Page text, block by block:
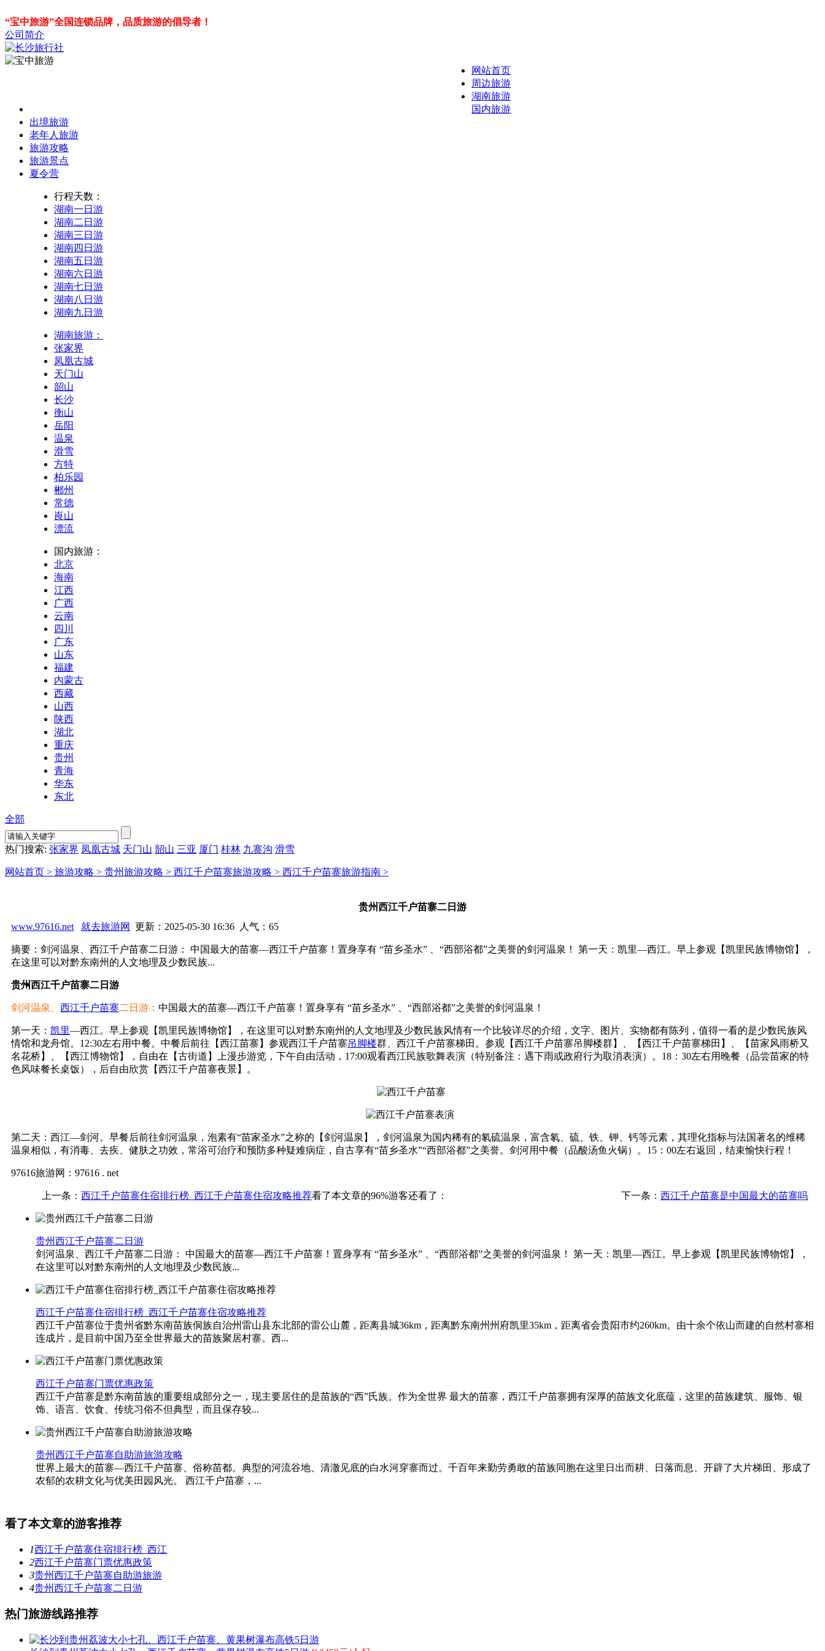
“宝中旅游”全国连锁品牌，品质旅游的倡导者！
公司简介
网站首页
周边旅游
湖南旅游
国内旅游
出境旅游
老年人旅游
旅游攻略
旅游景点
夏令营
行程天数：
湖南一日游
湖南二日游
湖南三日游
湖南四日游
湖南五日游
湖南六日游
湖南七日游
湖南八日游
湖南九日游
湖南旅游：
张家界
凤凰古城
天门山
韶山
长沙
衡山
岳阳
温泉
滑雪
方特
柏乐园
郴州
常德
崀山
漂流
国内旅游：
北京
海南
江西
广西
云南
四川
广东
山东
福建
内蒙古
西藏
山西
陕西
湖北
重庆
贵州
青海
华东
东北
全部
热门搜索: 张家界 凤凰古城 天门山 韶山 三亚 厦门 桂林 九寨沟 滑雪
网站首页 > 旅游攻略 > 贵州旅游攻略 > 西江千户苗寨旅游攻略 > 西江千户苗寨旅游指南 >
贵州西江千户苗寨二日游
www.97616.net
就去旅游网 更新：2025-05-30 16:36 人气： 65
摘要：剑河温泉、西江千户苗寨二日游： 中国最大的苗寨—西江千户苗寨！置身享有 “苗乡圣水” 、“西部浴都”之美誉的剑河温泉！ 第一天：凯里—西江。早上参观【凯里民族博物馆】，
在这里可以对黔东南州的人文地理及少数民族...
贵州西江千户苗寨二日游
剑河温泉、 西江千户苗寨二日游： 中国最大的苗寨—西江千户苗寨！置身享有 “苗乡圣水” 、“西部浴都”之美誉的剑河温泉！
第一天： 凯里—西江。早上参观【凯里民族博物馆】，在这里可以对黔东南州的人文地理及少数民族风情有一个比较详尽的介绍，文字、图片、实物都有陈列，值得一看的是少数民族风
情馆和龙舟馆。12:30左右用中餐。中餐后前往【西江苗寨】参观西江千户苗寨吊脚楼群、西江千户苗寨梯田。参观【西江千户苗寨吊脚楼群】、【西江千户苗寨梯田】、【苗家风雨桥又
名花桥】、【西江博物馆】，自由在【古街道】上漫步游览，下午自由活动，17:00观看西江民族歌舞表演（特别备注：遇下雨或政府行为取消表演）。18：30左右用晚餐（品尝苗家的特
色风味餐长桌饭），后自由欣赏【西江千户苗寨夜景】。
第二天：西江—剑河。早餐后前往剑河温泉，泡素有“苗家圣水”之称的【剑河温泉】，剑河温泉为国内稀有的氡硫温泉，富含氡、硫、铁、钾、钙等元素，其理化指标与法国著名的维稀
温泉相似，有消毒、去疾、健肤之功效，常浴可治疗和预防多种疑难病症，自古享有“苗乡圣水”“西部浴都”之美誉。剑河用中餐（品酸汤鱼火锅）。15：00左右返回，结束愉快行程！
97616旅游网：97616 . net
上一条： 西江千户苗寨住宿排行榜_西江千户苗寨住宿攻略推荐 下一条： 西江千户苗寨是中国最大的苗寨吗
看了本文章的96%游客还看了：
贵州西江千户苗寨二日游
剑河温泉、西江千户苗寨二日游： 中国最大的苗寨—西江千户苗寨！置身享有 “苗乡圣水” 、“西部浴都”之美誉的剑河温泉！ 第一天：凯里—西江。早上参观【凯里民族博物馆】，
在这里可以对黔东南州的人文地理及少数民族...
西江千户苗寨住宿排行榜_西江千户苗寨住宿攻略推荐
西江千户苗寨位于贵州省黔东南苗族侗族自治州雷山县东北部的雷公山麓，距离县城36km，距离黔东南州州府凯里35km，距离省会贵阳市约260km。由十余个依山而建的自然村寨相
连成片，是目前中国乃至全世界最大的苗族聚居村寨。西...
西江千户苗寨门票优惠政策
西江千户苗寨是黔东南苗族的重要组成部分之一，现主要居住的是苗族的“西”氏族。作为全世界 最大的苗寨，西江千户苗寨拥有深厚的苗族文化底蕴，这里的苗族建筑、服饰、银
饰、语言、饮食、传统习俗不但典型，而且保存较...
贵州西江千户苗寨自助游旅游攻略
世界上最大的苗寨―西江千户苗寨、俗称苗都。典型的河流谷地、清澈见底的白水河穿寨而过。千百年来勤劳勇敢的苗族同胞在这里日出而耕、日落而息、开辟了大片梯田、形成了
农郁的农耕文化与优美田园风光。 西江千户苗寨，...
看了本文章的游客推荐
1西江千户苗寨住宿排行榜_西江
2西江千户苗寨门票优惠政策
3贵州西江千户苗寨自助游旅游
4贵州西江千户苗寨二日游
热门旅游线路推荐